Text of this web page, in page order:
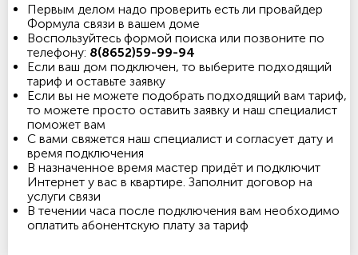
Первым делом надо проверить есть ли провайдер
Формула связи в вашем доме
Воспользуйтесь формой поиска или позвоните по
телефону: 8(8652)59-99-94
Если ваш дом подключен, то выберите подходящий
тариф и оставьте заявку
Если вы не можете подобрать подходящий вам тариф,
то можете просто оставить заявку и наш специалист
поможет вам
С вами свяжется наш специалист и согласует дату и
время подключения
В назначенное время мастер придёт и подключит
Интернет у вас в квартире. Заполнит договор на
услуги связи
В течении часа после подключения вам необходимо
оплатить абонентскую плату за тариф